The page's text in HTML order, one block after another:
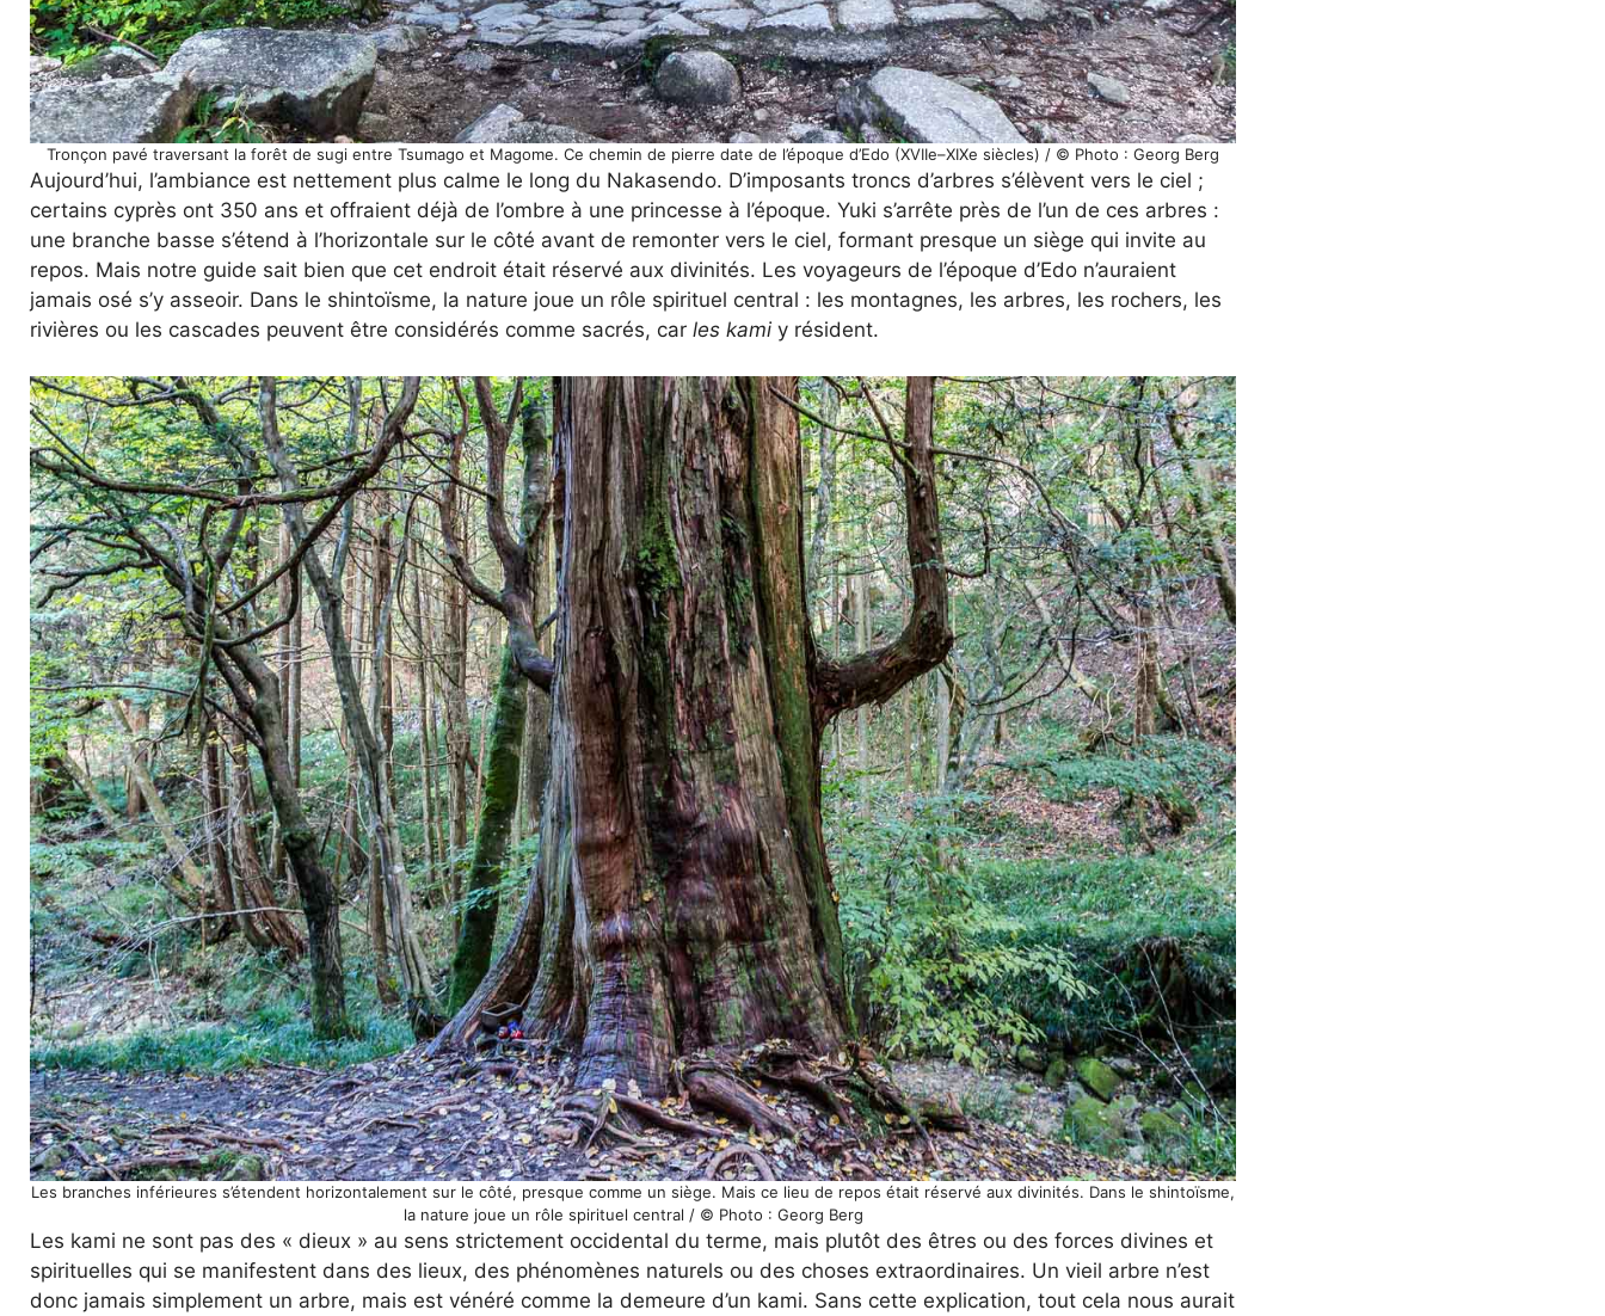
Tronçon pavé traversant la forêt de sugi entre Tsumago et Magome. Ce chemin de pierre date de l’époque d’Edo (XVIIe–XIXe siècles) / © Photo : Georg Berg
Aujourd’hui, l’ambiance est nettement plus calme le long du Nakasendo. D’imposants troncs d’arbres s’élèvent vers le ciel ;
certains cyprès ont 350 ans et offraient déjà de l’ombre à une princesse à l’époque. Yuki s’arrête près de l’un de ces arbres :
une branche basse s’étend à l’horizontale sur le côté avant de remonter vers le ciel, formant presque un siège qui invite au
repos. Mais notre guide sait bien que cet endroit était réservé aux divinités. Les voyageurs de l’époque d’Edo n’auraient
jamais osé s’y asseoir. Dans le shintoïsme, la nature joue un rôle spirituel central : les montagnes, les arbres, les rochers, les
rivières ou les cascades peuvent être considérés comme sacrés, car les kami y résident.
Les branches inférieures s’étendent horizontalement sur le côté, presque comme un siège. Mais ce lieu de repos était réservé aux divinités. Dans le shintoïsme,
la nature joue un rôle spirituel central / © Photo : Georg Berg
Les kami ne sont pas des « dieux » au sens strictement occidental du terme, mais plutôt des êtres ou des forces divines et
spirituelles qui se manifestent dans des lieux, des phénomènes naturels ou des choses extraordinaires. Un vieil arbre n’est
donc jamais simplement un arbre, mais est vénéré comme la demeure d’un kami. Sans cette explication, tout cela nous aurait